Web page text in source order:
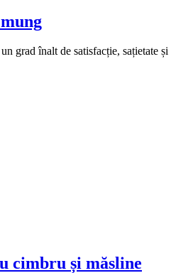
grad înalt de satisfacție, sațietate și
cimbru și măsline